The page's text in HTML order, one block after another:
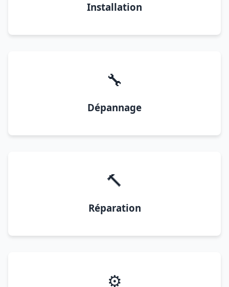
Installation
🔧
Dépannage
🔨
Réparation
⚙️